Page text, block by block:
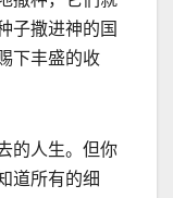
子撒进神的国
下丰盛的收
的人生。但你
道所有的细